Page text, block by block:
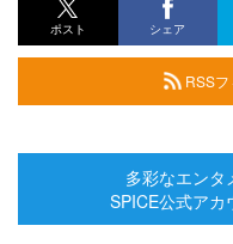
ポスト シェア
RSSフ
多彩なエンタ
SPICE公式アカ